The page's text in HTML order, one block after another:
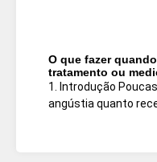
O que fazer
tratamento ou
1. Introdução
angústia quanto